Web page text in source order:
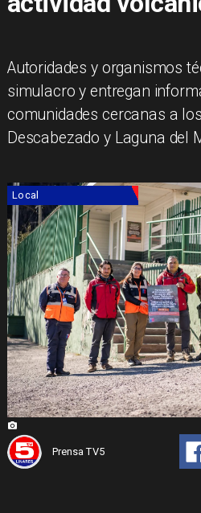
Autoridades y organismos
simulacro y entregan
comunidades cercanas a
Descabezado y Laguna del
Local
Prensa TV5